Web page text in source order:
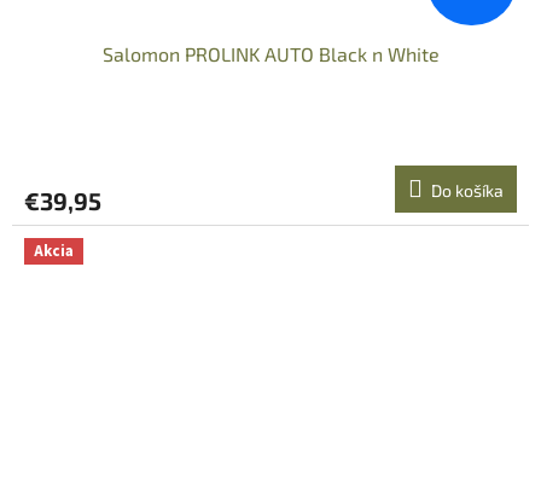
Salomon PROLINK AUTO Black n White
€39,95 Do košíka
Akcia